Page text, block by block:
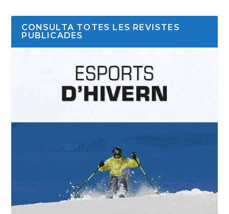
CONSULTA TOTES LES REVISTES
PUBLICADES